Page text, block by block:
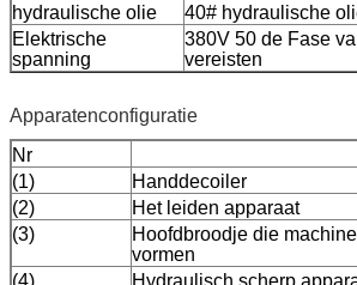
hydraulische olie
40# hydraulische
Elektrische
spanning
380V 50 de Fase
vereisten
Apparatenconfiguratie
Nr
(1)
Handdecoiler
(2)
Het leiden apparaat
(3)
Hoofdbroodje die machine
vormen
(4) Hydraulisch scherp